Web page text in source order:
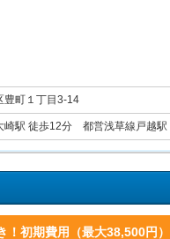
豊町１丁目3-14
崎駅 徒歩12分 都営浅草線戸越
！初期費用（最大38,500円